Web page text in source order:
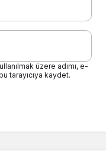
üzere adımı, e-
tarayıcıya kaydet.